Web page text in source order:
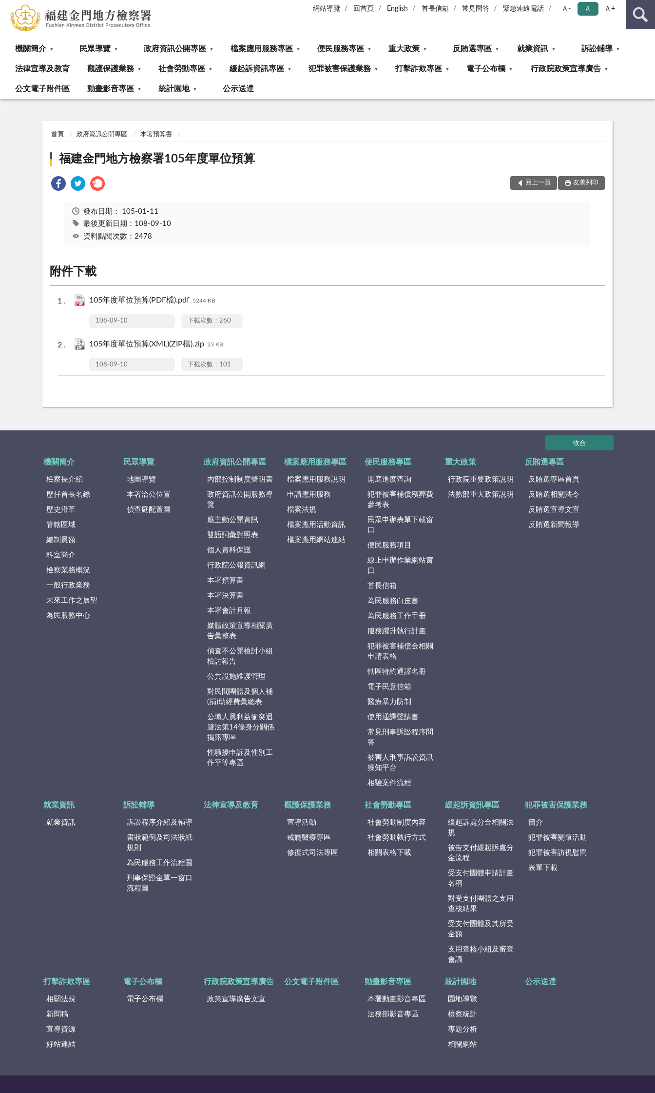
網站導覽 回首頁 English 首長信箱 常見問答 緊急連絡電話 Ａ- Ａ Ａ+
機關簡介 民眾導覽 政府資訊公開專區 檔案應用服務專區 便民服務專區 重大政策 反賄選專區 就業資訊 訴訟輔導
法律宣導及教育 觀護保護業務 社會勞動專區 緩起訴資訊專區 犯罪被害保護業務 打擊詐欺專區 電子公布欄 行政院政策宣導廣告
公文電子附件區 動畫影音專區 統計園地 公示送達
首頁 政府資訊公開專區 本署預算書
福建金門地方檢察署105年度單位預算
回上一頁 友善列印
發布日期： 105-01-11
最後更新日期：108-09-10
資料點閱次數：2478
附件下載
105年度單位預算(PDF檔).pdf 5244 KB
108-09-10 下載次數：260
105年度單位預算(XML)(ZIP檔).zip 23 KB
108-09-10 下載次數：101
收合
機關簡介
檢察長介紹
歷任首長名錄
歷史沿革
管轄區域
編制員額
科室簡介
檢察業務概況
一般行政業務
未來工作之展望
為民服務中心
民眾導覽
地圖導覽
本署洽公位置
偵查庭配置圖
政府資訊公開專區
內部控制制度聲明書
政府資訊公開服務導
覽
應主動公開資訊
雙語詞彙對照表
個人資料保護
行政院公報資訊網
本署預算書
本署決算書
本署會計月報
媒體政策宣導相關廣
告彙整表
偵查不公開檢討小組
檢討報告
公共設施維護管理
對民間團體及個人補
(捐)助經費彙總表
公職人員利益衝突迴
避法第14條身分關係
揭露專區
性騷擾申訴及性別工
作平等專區
檔案應用服務專區
檔案應用服務說明
申請應用服務
檔案法規
檔案應用活動資訊
檔案應用網站連結
便民服務專區
開庭進度查詢
犯罪被害補償殯葬費
參考表
民眾申辦表單下載窗
口
便民服務項目
線上申辦作業網站窗
口
首長信箱
為民服務白皮書
為民服務工作手冊
服務躍升執行計畫
犯罪被害補償金相關
申請表格
轄區特約通譯名冊
電子民意信箱
醫療暴力防制
使用通譯聲請書
常見刑事訴訟程序問
答
被害人刑事訴訟資訊
獲知平台
相驗案件流程
重大政策
行政院重要政策說明
法務部重大政策說明
反賄選專區
反賄選專區首頁
反賄選相關法令
反賄選宣導文宣
反賄選新聞報導
就業資訊
就業資訊
訴訟輔導
訴訟程序介紹及輔導
書狀範例及司法狀紙
規則
為民服務工作流程圖
刑事保證金單一窗口
流程圖
法律宣導及教育 觀護保護業務
宣導活動
戒癮醫療專區
修復式司法專區
社會勞動專區
社會勞動制度內容
社會勞動執行方式
相關表格下載
緩起訴資訊專區
緩起訴處分金相關法
規
被告支付緩起訴處分
金流程
受支付團體申請計畫
名稱
對受支付團體之支用
查核結果
受支付團體及其所受
金額
支用查核小組及審查
會議
犯罪被害保護業務
簡介
犯罪被害關懷活動
犯罪被害訪視慰問
表單下載
打擊詐欺專區
相關法規
新聞稿
宣導資源
好站連結
電子公布欄
電子公布欄
行政院政策宣導廣告
政策宣導廣告文宣
公文電子附件區 動畫影音專區
本署動畫影音專區
法務部影音專區
統計園地
園地導覽
檢察統計
專題分析
相關網站
公示送達